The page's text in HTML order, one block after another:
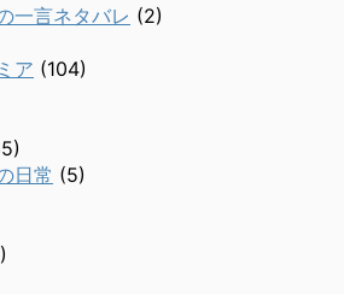
一言ネタバレ (2)
ア (104)
日常 (5)